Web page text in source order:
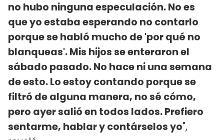
no hubo ninguna especulación. No es
que yo estaba esperando no contarlo
porque se habló mucho de 'por qué no
blanqueas'. Mis hijos se enteraron el
sábado pasado. No hace ni una semana
de esto. Lo estoy contando porque se
filtró de alguna manera, no sé cómo,
pero ayer salió en todos lados. Prefiero
sentarme, hablar y contárselos yo",